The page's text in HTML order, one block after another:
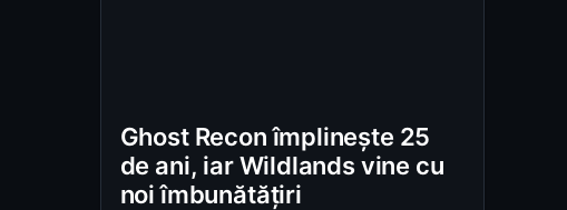
Ghost Recon împlinește 25
de ani, iar Wildlands vine cu
noi îmbunătățiri